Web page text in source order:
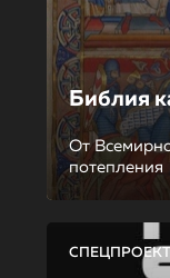
Библия
От
потепления
СПЕЦПРОЕКТ